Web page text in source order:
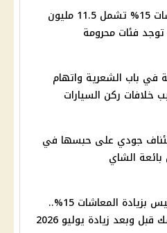
زيادة المعاشات 15% تشمل 11.5 مليون
فئات محرومة
باب الشعرية واتهام
خلافات ركن السيارات
جودي على حبسها في
الشاي
بعد قرار الرئيس بزيادة المعاشات 15%..
وبعد زيادة يوليو 2026